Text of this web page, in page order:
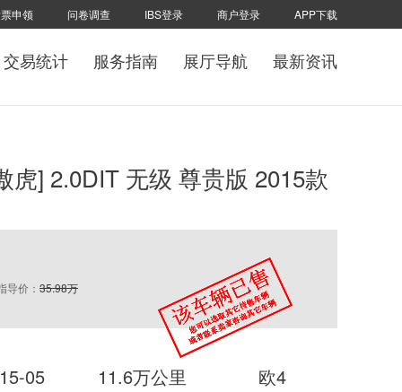
申领 问卷调查 IBS登录 商户登录 APP下载
交易统计 服务指南 展厅导航 最新资讯
虎] 2.0DIT 无级 尊贵版 2015款
导价： 35.98万
05 11.6万公里 欧4